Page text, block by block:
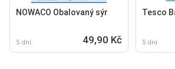
NOWACO Obalovaný sýr
5 dní 49,90 Kč
Tesco
5 dní